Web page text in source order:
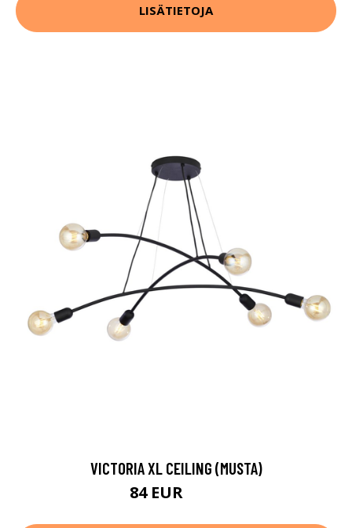
LISÄTIETOJA
VICTORIA XL CEILING (MUSTA)
84 EUR